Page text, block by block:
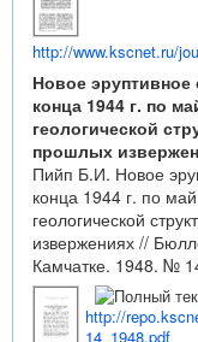
http://www.kscnet.ru/
Новое
конца 1944 г. по
геологической
прошлых
Пийп Б.И. Новое
конца 1944 г. по
геологической
извержениях //
Камчатке. 1948. №
http://
14_1948.pdf